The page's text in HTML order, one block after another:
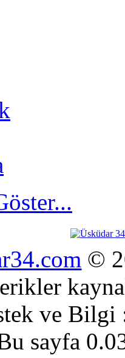
©
ve
sayfa